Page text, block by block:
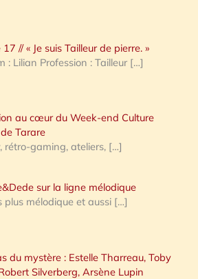
// « Je suis Tailleur de pierre. »
: Lilian Profession : Tailleur […]
au cœur du Week-end Culture
Tarare
rétro-gaming, ateliers, […]
sur la ligne mélodique
plus mélodique et aussi […]
du mystère : Estelle Tharreau, Toby
Silverberg, Arsène Lupin